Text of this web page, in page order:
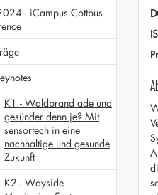
- iCampµs Cottbus
K1 - Waldbrand ade und
gesünder denn je? Mit
sensortech in eine
nachhaltige und gesunde
Zukunft
K2 - Wayside